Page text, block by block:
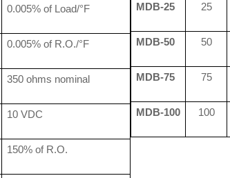
0.005% of Load/°F
0.005% of R.O./°F
350 ohms nominal
10 VDC
150% of R.O.
MDB-25 25
MDB-50 50
MDB-75 75
MDB-100 100